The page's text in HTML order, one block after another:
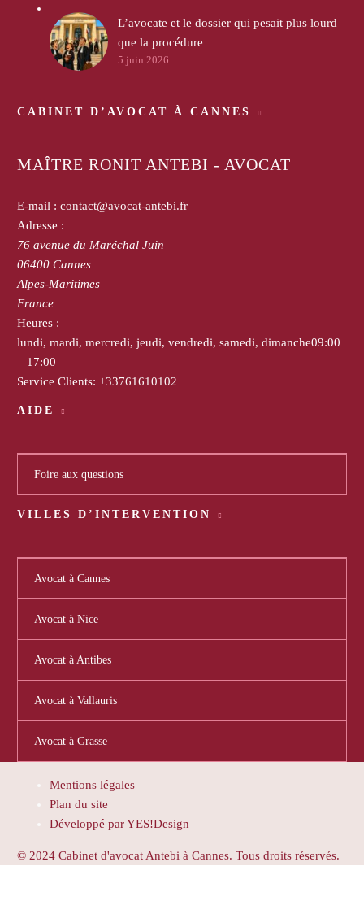
L’avocate et le dossier qui pesait plus lourd
que la procédure
5 juin 2026
CABINET D’AVOCAT À CANNES
MAÎTRE RONIT ANTEBI - AVOCAT
E-mail : contact@avocat-antebi.fr
Adresse :
76 avenue du Maréchal Juin
06400 Cannes
Alpes-Maritimes
France
Heures :
lundi, mardi, mercredi, jeudi, vendredi, samedi, dimanche09:00
– 17:00
Service Clients: +33761610102
AIDE
Foire aux questions
VILLES D’INTERVENTION
Avocat à Cannes
Avocat à Nice
Avocat à Antibes
Avocat à Vallauris
Avocat à Grasse
Mentions légales
Plan du site
Développé par YES!Design
© 2024 Cabinet d'avocat Antebi à Cannes. Tous droits réservés.